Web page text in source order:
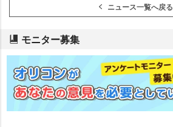
ニュース一覧へ戻る
モニター募集